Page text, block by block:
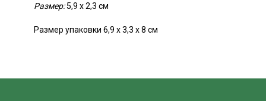
Размер:5,9 x 2,3 см
Размер упаковки 6,9 х 3,3 х 8 см